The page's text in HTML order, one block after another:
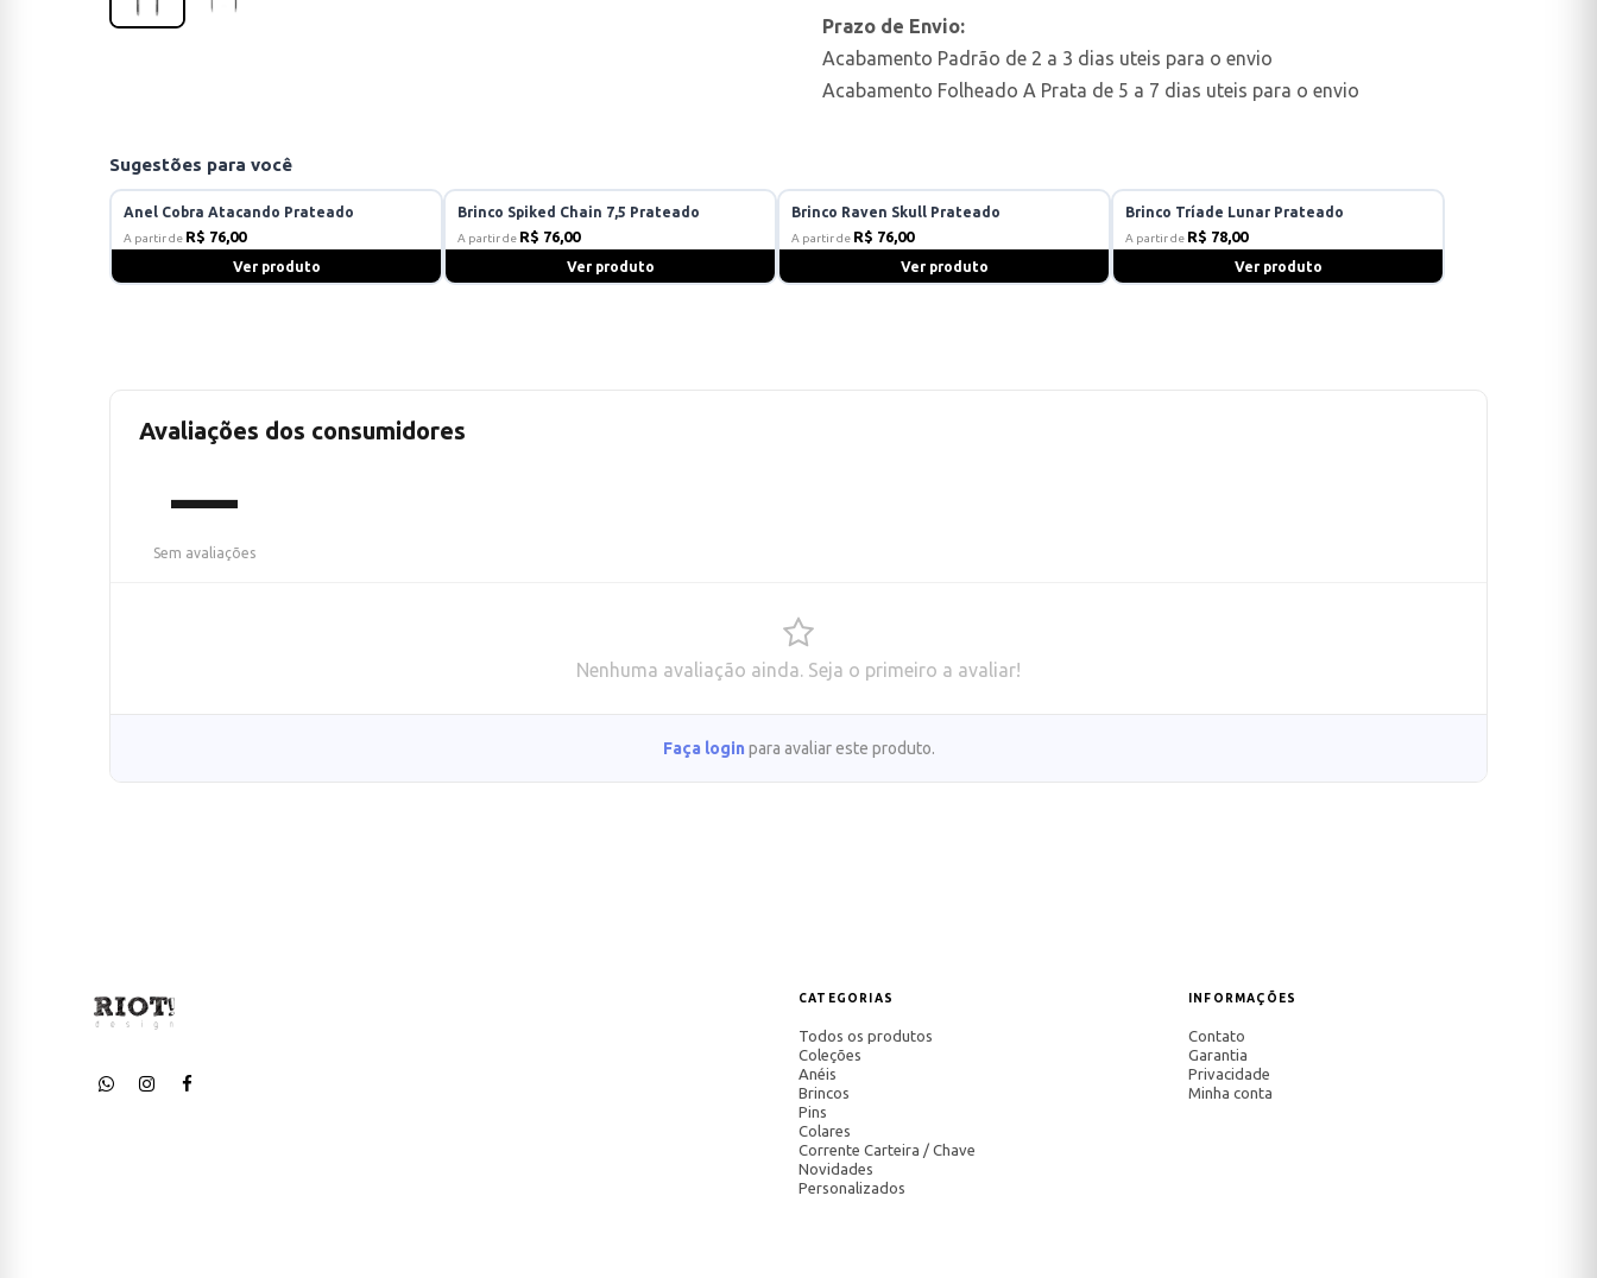
Prazo de Envio:
Acabamento Padrão de 2 a 3 dias uteis para o envio
Acabamento Folheado A Prata de 5 a 7 dias uteis para o envio
Sugestões para você
Anel Cobra Atacando Prateado
A partir de R$ 76,00
Ver produto
Brinco Spiked Chain 7,5 Prateado
A partir de R$ 76,00
Ver produto
Brinco Raven Skull Prateado
A partir de R$ 76,00
Ver produto
Brinco Tríade Lunar Prateado
A partir de R$ 78,00
Ver produto
Avaliações dos consumidores
—
Sem avaliações
Nenhuma avaliação ainda. Seja o primeiro a avaliar!
Faça login para avaliar este produto.
CATEGORIAS
Todos os produtos
Coleções
Anéis
Brincos
Pins
Colares
Corrente Carteira / Chave
Novidades
Personalizados
INFORMAÇÕES
Contato
Garantia
Privacidade
Minha conta